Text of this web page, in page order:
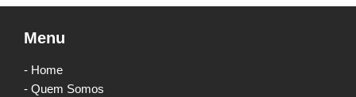
Menu
- Home
- Quem Somos